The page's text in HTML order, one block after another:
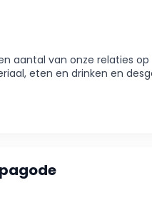
aantal van onze relaties
eten en drinken en